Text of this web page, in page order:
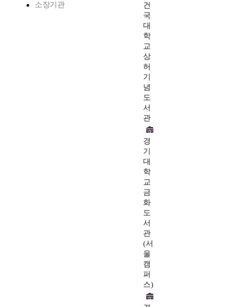
소장기관
건
국
대
학
교
상
허
기
념
도
서
관
경
기
대
학
교
금
화
도
서
관
(서
울
캠
퍼
스)